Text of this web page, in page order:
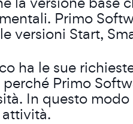
Primo
versioni Start,
ha le sue
Primo
In questo